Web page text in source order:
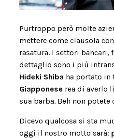
Purtroppo però molte
mettere come clausola
rasatura. I settori bancari,
dettaglio sono i più
Hideki Shiba ha portato in
Giapponese rea di averlo
sua barba. Beh non potete
Dicevo qualcosa si sta
oggi il nostro motto sarà: